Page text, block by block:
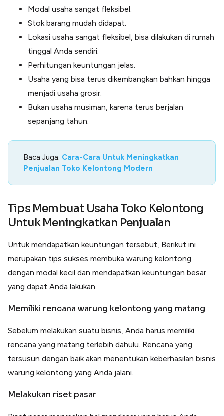
Modal usaha sangat fleksibel.
Stok barang mudah didapat.
Lokasi usaha sangat fleksibel, bisa dilakukan di rumah
tinggal Anda sendiri.
Perhitungan keuntungan jelas.
Usaha yang bisa terus dikembangkan bahkan hingga
menjadi usaha grosir.
Bukan usaha musiman, karena terus berjalan
sepanjang tahun.
Baca Juga: Cara-Cara Untuk Meningkatkan
Penjualan Toko Kelontong Modern
Tips Membuat Usaha Toko Kelontong
Untuk Meningkatkan Penjualan
Untuk mendapatkan keuntungan tersebut, Berikut ini
merupakan tips sukses membuka warung kelontong
dengan modal kecil dan mendapatkan keuntungan besar
yang dapat Anda lakukan.
Memiliki rencana warung kelontong yang matang
Sebelum melakukan suatu bisnis, Anda harus memiliki
rencana yang matang terlebih dahulu. Rencana yang
tersusun dengan baik akan menentukan keberhasilan bisnis
warung kelontong yang Anda jalani.
Melakukan riset pasar